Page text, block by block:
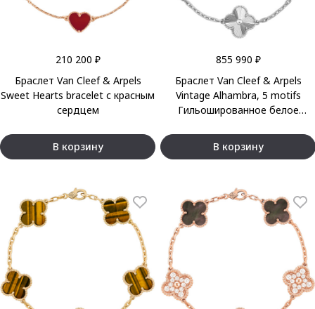
210 200 ₽
Браслет Van Cleef & Arpels
Sweet Hearts bracelet с красным
сердцем
В корзину
855 990 ₽
Браслет Van Cleef & Arpels
Vintage Alhambra, 5 motifs
Гильошированное белое
В корзину